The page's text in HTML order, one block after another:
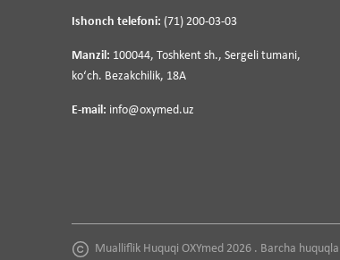
Ishonch telefoni: (71) 200-03-03
Manzil: 100044, Toshkent sh., Sergeli tumani,
koʻch. Bezakchilik, 18A
E-mail: info@oxymed.uz
Mualliflik Huquqi OXYmed 2026 . Barcha